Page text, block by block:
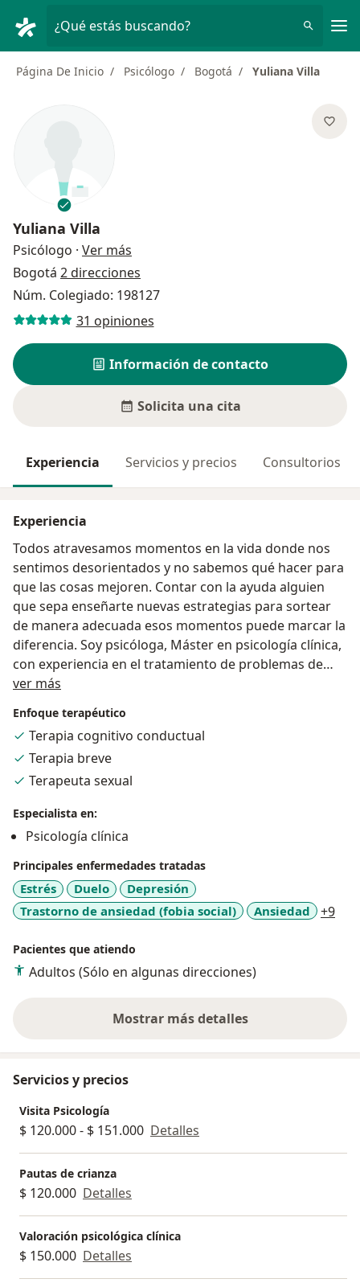
¿Qué estás buscando?
Página De Inicio Psicólogo Bogotá Yuliana Villa
Yuliana Villa
Psicólogo · Ver más
Bogotá 2 direcciones
Núm. Colegiado: 198127
31 opiniones
Información de contacto
Solicita una cita
Experiencia Servicios y precios Consultorios
Experiencia
Todos atravesamos momentos en la vida donde nos
sentimos desorientados y no sabemos qué hacer para
que las cosas mejoren. Contar con la ayuda alguien
que sepa enseñarte nuevas estrategias para sortear
de manera adecuada esos momentos puede marcar la
diferencia. Soy psicóloga, Máster en psicología clínica,
con experiencia en el tratamiento de problemas de
ansiedad, depresión, adicciones, sueño, sexualidad y
estas problemáticas, no dudes en contactarme,
recuerda que siempre podemos aprender nuevas
herramientas para construir la vida que deseamos.
ver más
Enfoque terapéutico
Terapia cognitivo conductual
Terapia breve
Terapeuta sexual
Especialista en:
Psicología clínica
Principales enfermedades tratadas
Estrés Duelo
Depresión
Trastorno de ansiedad (fobia social)
Ansiedad +9
Pacientes que atiendo
Adultos (Sólo en algunas direcciones)
Mostrar más detalles
sobre la experiencia
Servicios y precios
Visita Psicología
$ 120.000 - $ 151.000 Detalles
Pautas de crianza
$ 120.000 Detalles
Valoración psicológica clínica
$ 150.000 Detalles